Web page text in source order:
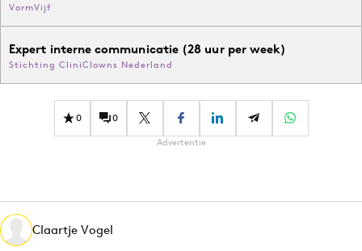
VormVijf
Expert interne communicatie (28 uur per week)
Stichting CliniClowns Nederland
0 0
Advertentie
Claartje Vogel